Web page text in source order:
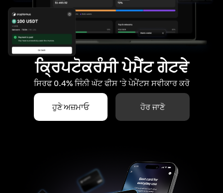
ਕ੍ਰਿਪਟੋਕਰੰਸੀ ਪੇਮੈਂਟ ਗੇਟਵੇ
ਸਿਰਫ 0.4% ਜਿੰਨੀ ਘੱਟ ਫੀਸ 'ਤੇ ਪੇਮੈਂਟਸ ਸਵੀਕਾਰ ਕਰੋ
ਹੁਣੇ ਅਜ਼ਮਾਓ ਹੋਰ ਜਾਣੋ